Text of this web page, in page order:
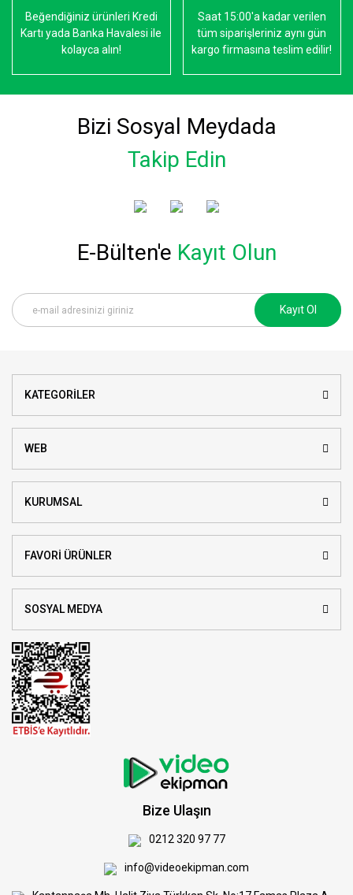
Beğendiğiniz ürünleri Kredi
Kartı yada Banka Havalesi ile
kolayca alın!
Saat 15:00'a kadar verilen
tüm siparişleriniz aynı gün
kargo firmasına teslim edilir!
Bizi Sosyal Meydada
Takip Edin
E-Bülten'e Kayıt Olun
Kayıt Ol
KATEGORİLER
WEB
KURUMSAL
FAVORİ ÜRÜNLER
SOSYAL MEDYA
Bize Ulaşın
0212 320 97 77
info@videoekipman.com